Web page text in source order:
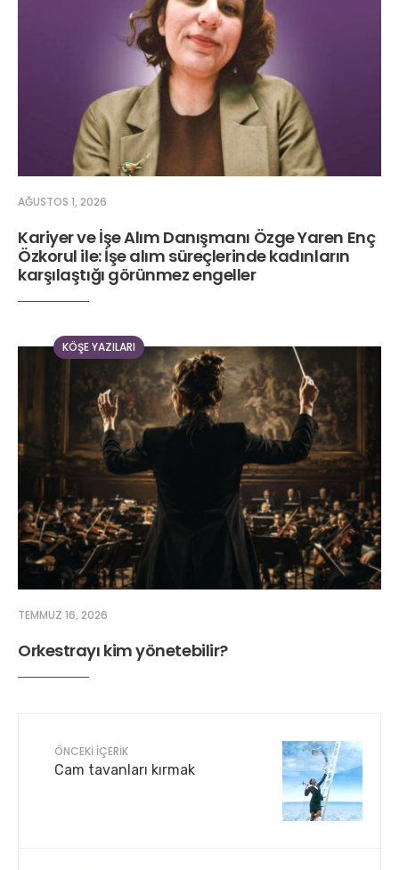
AĞUSTOS 1, 2026
Kariyer ve İşe Alım Danışmanı Özge Yaren Enç
Özkorul ile: İşe alım süreçlerinde kadınların
karşılaştığı görünmez engeller
KÖŞE YAZILARI
TEMMUZ 16, 2026
Orkestrayı kim yönetebilir?
ÖNCEKI İÇERIK
Cam tavanları kırmak